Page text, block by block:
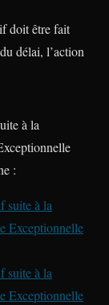
doit être fait
délai, l’action
à la
:
suite à la
Exceptionnelle
suite à la
Exceptionnelle